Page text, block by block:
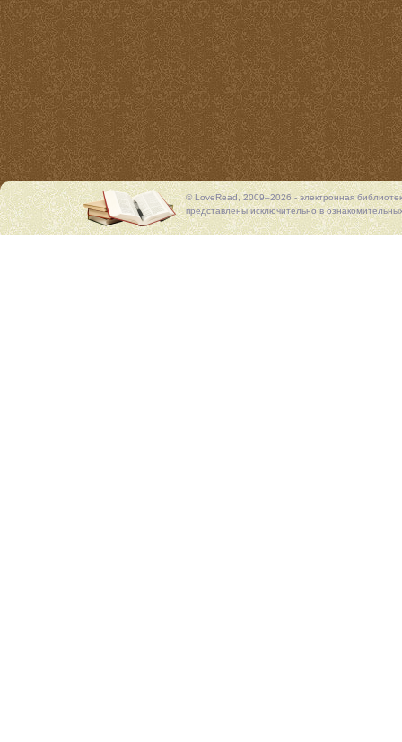
© LoveRead, 2009–2026 - электронная
представлены исключительно в